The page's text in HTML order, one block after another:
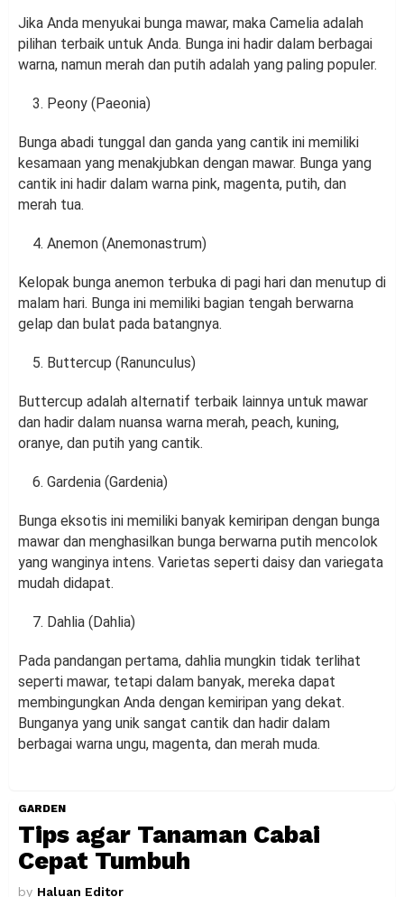
Jika Anda menyukai bunga mawar, maka Camelia adalah
pilihan terbaik untuk Anda. Bunga ini hadir dalam berbagai
warna, namun merah dan putih adalah yang paling populer.
Peony (Paeonia)
Bunga abadi tunggal dan ganda yang cantik ini memiliki
kesamaan yang menakjubkan dengan mawar. Bunga yang
cantik ini hadir dalam warna pink, magenta, putih, dan
merah tua.
Anemon (Anemonastrum)
Kelopak bunga anemon terbuka di pagi hari dan menutup di
malam hari. Bunga ini memiliki bagian tengah berwarna
gelap dan bulat pada batangnya.
Buttercup (Ranunculus)
Buttercup adalah alternatif terbaik lainnya untuk mawar
dan hadir dalam nuansa warna merah, peach, kuning,
oranye, dan putih yang cantik.
Gardenia (Gardenia)
Bunga eksotis ini memiliki banyak kemiripan dengan bunga
mawar dan menghasilkan bunga berwarna putih mencolok
yang wanginya intens. Varietas seperti daisy dan variegata
mudah didapat.
Dahlia (Dahlia)
Pada pandangan pertama, dahlia mungkin tidak terlihat
seperti mawar, tetapi dalam banyak, mereka dapat
membingungkan Anda dengan kemiripan yang dekat.
Bunganya yang unik sangat cantik dan hadir dalam
berbagai warna ungu, magenta, dan merah muda.
GARDEN
Tips agar Tanaman Cabai
Cepat Tumbuh
by Haluan Editor